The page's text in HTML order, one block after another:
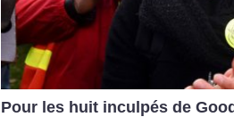
Pour les huit inculpés de